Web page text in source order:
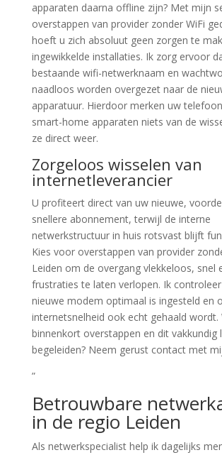
apparaten daarna offline zijn? Met mijn
overstappen van provider zonder WiFi
hoeft u zich absoluut geen zorgen te
ingewikkelde installaties. Ik zorg ervoor
bestaande wifi-netwerknaam en
naadloos worden overgezet naar de
apparatuur. Hierdoor merken uw
smart-home apparaten niets van de
ze direct weer.
Zorgeloos wisselen van
internetleverancier
U profiteert direct van uw nieuwe,
snellere abonnement, terwijl de interne
netwerkstructuur in huis rotsvast blijft
Kies voor overstappen van provider
Leiden om de overgang vlekkeloos, snel
frustraties te laten verlopen. Ik
nieuwe modem optimaal is ingesteld en
internetsnelheid ook echt gehaald wordt.
binnenkort overstappen en dit vakkundig
begeleiden? Neem gerust contact met
”
Betrouwbare
in de regio Leiden
Als netwerkspecialist help ik dagelijks